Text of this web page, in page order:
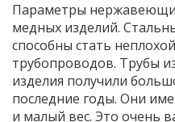
Параметры
медных изделий.
способны стать
трубопроводов. Трубы
изделия получили
последние годы. Они
и малый вес. Это очень